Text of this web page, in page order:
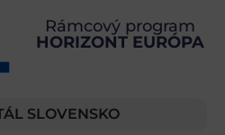
Rámcový program
HORIZONT EURÓPA
SLOVENSKO